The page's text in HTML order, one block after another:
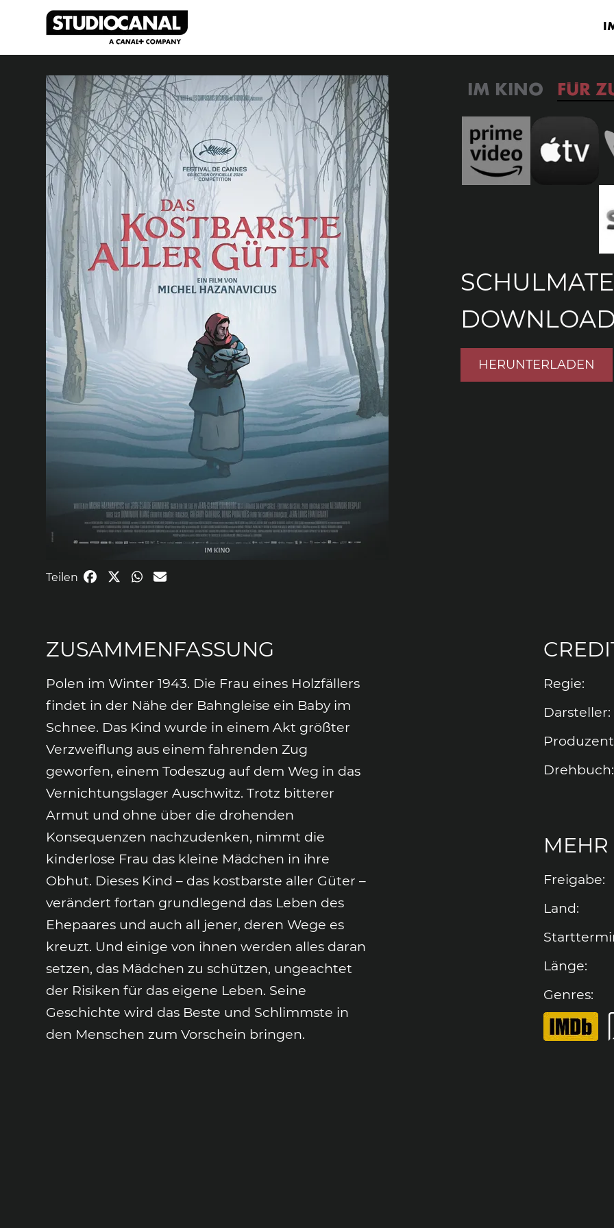
Teilen
IM KINO FÜR
HERUNTERLADEN
ZUSAMMENFASSUNG
Polen im Winter 1943. Die Frau eines Holzfällers
findet in der Nähe der Bahngleise ein Baby im
Schnee. Das Kind wurde in einem Akt größter
Verzweiflung aus einem fahrenden Zug
geworfen, einem Todeszug auf dem Weg in das
Vernichtungslager Auschwitz. Trotz bitterer
Armut und ohne über die drohenden
Konsequenzen nachzudenken, nimmt die
kinderlose Frau das kleine Mädchen in ihre
Obhut. Dieses Kind – das kostbarste aller Güter –
verändert fortan grundlegend das Leben des
Ehepaares und auch all jener, deren Wege es
kreuzt. Und einige von ihnen werden alles daran
setzen, das Mädchen zu schützen, ungeachtet
der Risiken für das eigene Leben. Seine
Geschichte wird das Beste und Schlimmste in
den Menschen zum Vorschein bringen.
Regie:
Darsteller:
Drehbuch:
Freigabe:
Land:
Länge:
Genres: